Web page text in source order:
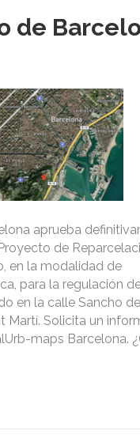
de
aprueba
de
en la modalidad de
para la regulación
en la calle Sancho
Martí. Solicita un
maps Barcelona.